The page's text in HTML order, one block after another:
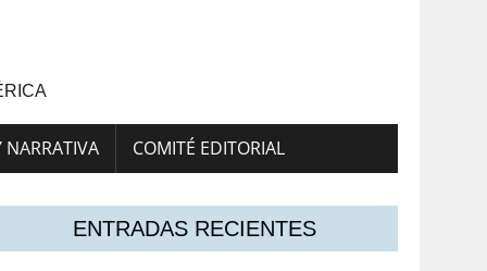
NARRATIVA COMITÉ EDITORIAL
ENTRADAS RECIENTES